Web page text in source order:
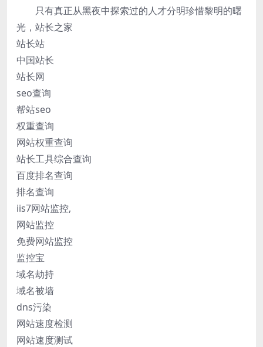
只有真正从黑夜中探索过的人才分明珍惜黎明的曙
光，站长之家
站长站
中国站长
站长网
seo查询
帮站seo
权重查询
网站权重查询
站长工具综合查询
百度排名查询
排名查询
iis7网站监控,
网站监控
免费网站监控
监控宝
域名劫持
域名被墙
dns污染
网站速度检测
网站速度测试